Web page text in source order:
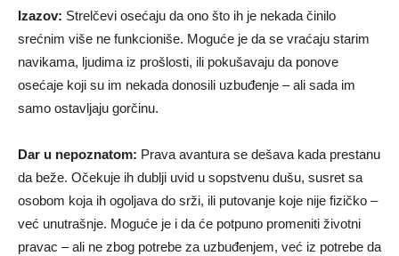
Izazov: Strelčevi osećaju da ono što ih je nekada činilo
srećnim više ne funkcioniše. Moguće je da se vraćaju starim
navikama, ljudima iz prošlosti, ili pokušavaju da ponove
osećaje koji su im nekada donosili uzbuđenje – ali sada im
samo ostavljaju gorčinu.
Dar u nepoznatom: Prava avantura se dešava kada prestanu
da beže. Očekuje ih dublji uvid u sopstvenu dušu, susret sa
osobom koja ih ogoljava do srži, ili putovanje koje nije fizičko –
već unutrašnje. Moguće je i da će potpuno promeniti životni
pravac – ali ne zbog potrebe za uzbuđenjem, već iz potrebe da